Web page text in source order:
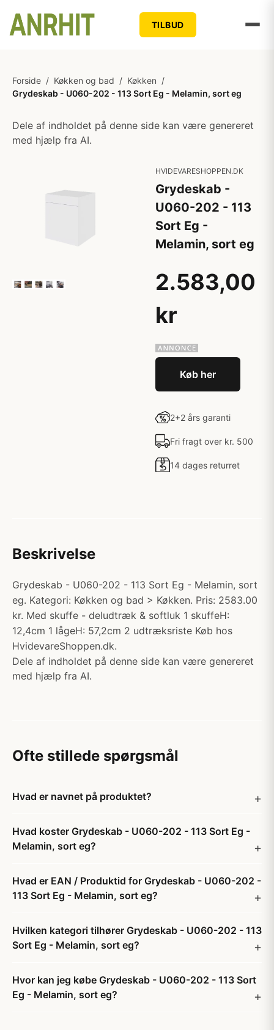
TILBUD
Forside / Køkken og bad / Køkken /
Grydeskab - U060-202 - 113 Sort Eg - Melamin, sort eg
Dele af indholdet på denne side kan være genereret
med hjælp fra AI.
HVIDEVARESHOPPEN.DK
Grydeskab -
U060-202 - 113
Sort Eg -
Melamin, sort eg
2.583,00
kr
Køb her
2+2 års garanti
Fri fragt over kr. 500
14 dages returret
Beskrivelse
Grydeskab - U060-202 - 113 Sort Eg - Melamin, sort
eg. Kategori: Køkken og bad > Køkken. Pris: 2583.00
kr. Med skuffe - deludtræk & softluk 1 skuffeH:
12,4cm 1 lågeH: 57,2cm 2 udtræksriste Køb hos
HvidevareShoppen.dk.
Dele af indholdet på denne side kan være genereret
med hjælp fra AI.
Ofte stillede spørgsmål
Hvad er navnet på produktet?
Hvad koster Grydeskab - U060-202 - 113 Sort Eg -
Melamin, sort eg?
Hvad er EAN / Produktid for Grydeskab - U060-202 -
113 Sort Eg - Melamin, sort eg?
Hvilken kategori tilhører Grydeskab - U060-202 - 113
Sort Eg - Melamin, sort eg?
Hvor kan jeg købe Grydeskab - U060-202 - 113 Sort
Eg - Melamin, sort eg?